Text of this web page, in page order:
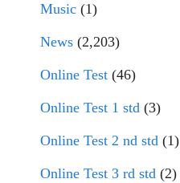
Music (1)
News (2,203)
Online Test (46)
Online Test 1 std (3)
Online Test 2 nd std (1)
Online Test 3 rd std (2)